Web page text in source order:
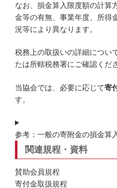
なお、損金算入限度額の計算
金等の有無、事業年度、所得
況等により異なります。
税務上の取扱いの詳細につい
たは所轄税務署にご確認くだ
当協会では、必要に応じて寄
す。
参考：一般の寄附金の損金算
関連規程・資料
賛助会員規程
寄付金取扱規程